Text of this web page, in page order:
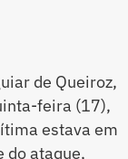
de Queiroz,
feira (17),
estava em
do ataque,